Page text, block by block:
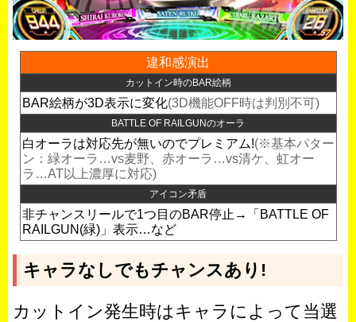
違和感演出
カットイン時のBAR絵柄
BAR絵柄が3D表示に変化(3D機能OFF時は判別不可)
BATTLE OF RAILGUNのオーラ
白オーラは対応先が無いのでプレミアム!(※基本パター
ン：緑オーラ…vs麦野、赤オーラ…vs清ケ、虹オー
ラ…AT以上濃厚に対応)
アイコン矛盾
非チャンスリールで1つ目のBAR停止→「BATTLE OF
RAILGUN(緑)」表示…など
キャラなしでもチャンスあり!
カットイン発生時はキャラによって当選